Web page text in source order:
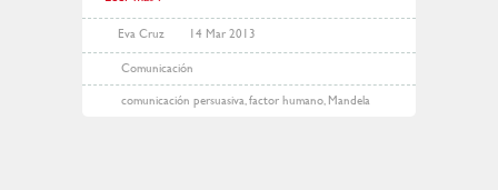
Eva Cruz 14 Mar 2013
Comunicación
comunicación persuasiva,factor humano, Mandela